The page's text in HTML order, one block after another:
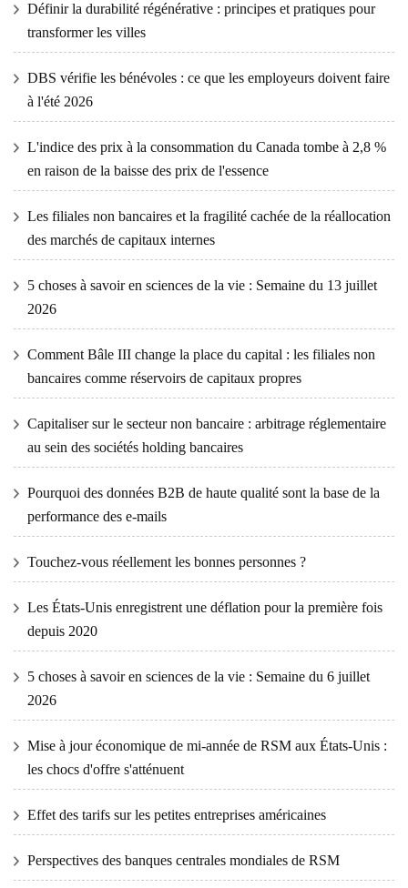
Définir la durabilité régénérative : principes et pratiques pour
transformer les villes
DBS vérifie les bénévoles : ce que les employeurs doivent faire
à l'été 2026
L'indice des prix à la consommation du Canada tombe à 2,8 %
en raison de la baisse des prix de l'essence
Les filiales non bancaires et la fragilité cachée de la réallocation
des marchés de capitaux internes
5 choses à savoir en sciences de la vie : Semaine du 13 juillet
2026
Comment Bâle III change la place du capital : les filiales non
bancaires comme réservoirs de capitaux propres
Capitaliser sur le secteur non bancaire : arbitrage réglementaire
au sein des sociétés holding bancaires
Pourquoi des données B2B de haute qualité sont la base de la
performance des e-mails
Touchez-vous réellement les bonnes personnes ?
Les États-Unis enregistrent une déflation pour la première fois
depuis 2020
5 choses à savoir en sciences de la vie : Semaine du 6 juillet
2026
Mise à jour économique de mi-année de RSM aux États-Unis :
les chocs d'offre s'atténuent
Effet des tarifs sur les petites entreprises américaines
Perspectives des banques centrales mondiales de RSM